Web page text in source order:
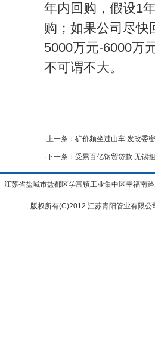
年内回购，假设1
购；如果公司尽快
5000万元-6000万
不可谓不大。
·上一条： 矿价频坐过山车 发改委
·下一条： 受累百亿钢贸贷款 无锡
江苏省盐城市盐都区学富镇工业集中区幸福
版权所有(C)2012 江苏青阳管业有限